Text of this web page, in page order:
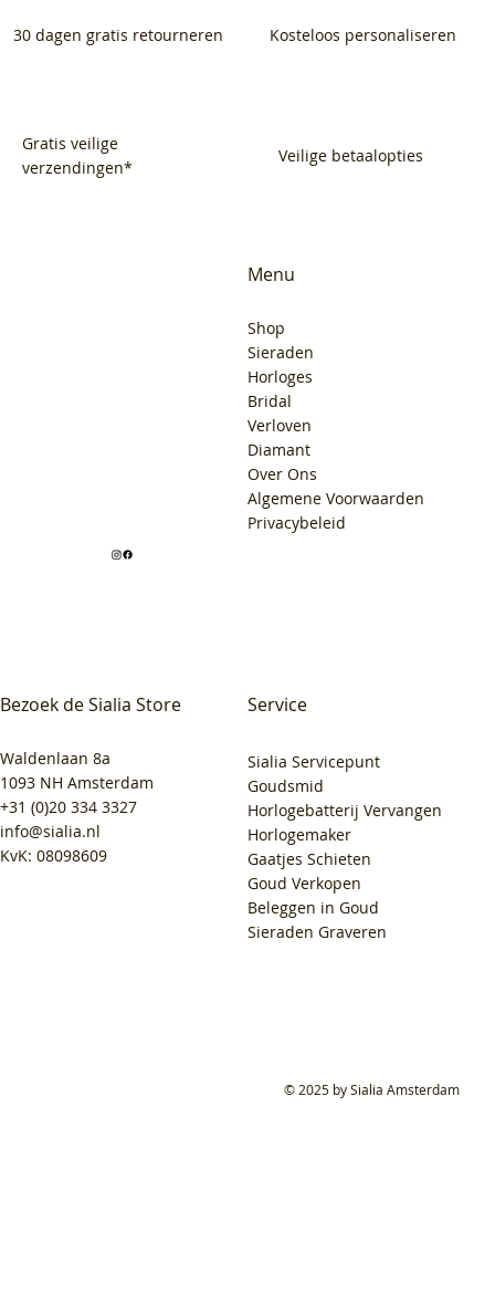
30 dagen gratis retourneren Kosteloos personaliseren
Gratis veilige
verzendingen*
Veilige betaalopties
Bezoek de Sialia Store
Waldenlaan 8a
1093 NH Amsterdam
+31 (0)20 334 3327
info@sialia.nl
KvK: 08098609
Menu
Shop
Sieraden
Horloges
Bridal
Verloven
Diamant
Over Ons
Algemene Voorwaarden
Privacybeleid
Service
Sialia Servicepunt
Goudsmid
Horlogebatterij Vervangen
Horlogemaker
Gaatjes Schieten
Goud Verkopen
Beleggen in Goud
Sieraden Graveren
© 2025 by Sialia Amsterdam